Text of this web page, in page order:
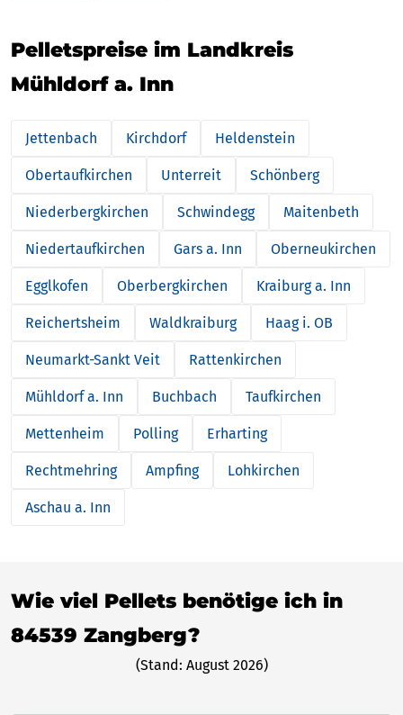
Pelletspreise im Landkreis
Mühldorf a. Inn
Jettenbach Kirchdorf Heldenstein
Obertaufkirchen Unterreit Schönberg
Niederbergkirchen Schwindegg Maitenbeth
Niedertaufkirchen Gars a. Inn Oberneukirchen
Egglkofen Oberbergkirchen Kraiburg a. Inn
Reichertsheim Waldkraiburg Haag i. OB
Neumarkt-Sankt Veit Rattenkirchen
Mühldorf a. Inn Buchbach Taufkirchen
Mettenheim Polling Erharting
Rechtmehring Ampfing Lohkirchen
Aschau a. Inn
Wie viel Pellets benötige ich in
84539 Zangberg?
(Stand: August 2026)